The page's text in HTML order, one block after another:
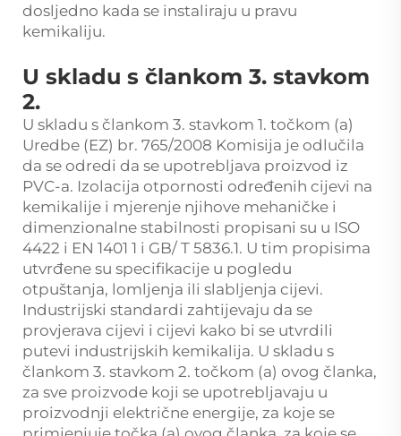
dosljedno kada se instaliraju u pravu
kemikaliju.
U skladu s člankom 3. stavkom
2.
U skladu s člankom 3. stavkom 1. točkom (a)
Uredbe (EZ) br. 765/2008 Komisija je odlučila
da se odredi da se upotrebljava proizvod iz
PVC-a. Izolacija otpornosti određenih cijevi na
kemikalije i mjerenje njihove mehaničke i
dimenzionalne stabilnosti propisani su u ISO
4422 i EN 1401 1 i GB/ T 5836.1. U tim propisima
utvrđene su specifikacije u pogledu
otpuštanja, lomljenja ili slabljenja cijevi.
Industrijski standardi zahtijevaju da se
provjerava cijevi i cijevi kako bi se utvrdili
putevi industrijskih kemikalija. U skladu s
člankom 3. stavkom 2. točkom (a) ovog članka,
za sve proizvode koji se upotrebljavaju u
proizvodnji električne energije, za koje se